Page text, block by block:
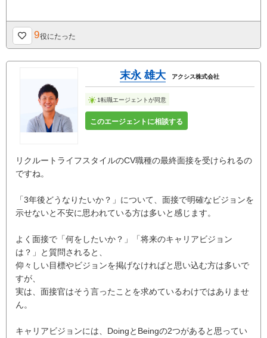
9役にたった
末永 雄大 アクシス株式会社
1転職エージェントが同意
このエージェントに相談する
リクルートライフスタイルのCV職種の最終面接を受けられるの
ですね。
「3年後どうなりたいか？」について、面接で明確なビジョンを
示せないと不安に思われている方は多いと感じます。
よく面接で「何をしたいか？」「将来のキャリアビジョン
は？」と質問されると、
仰々しい目標やビジョンを掲げなければと思い込む方は多いで
すが、
実は、面接官はそう言ったことを求めているわけではありませ
ん。
キャリアビジョンには、DoingとBeingの2つがあると思ってい